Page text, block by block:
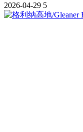
2026-04-29 5